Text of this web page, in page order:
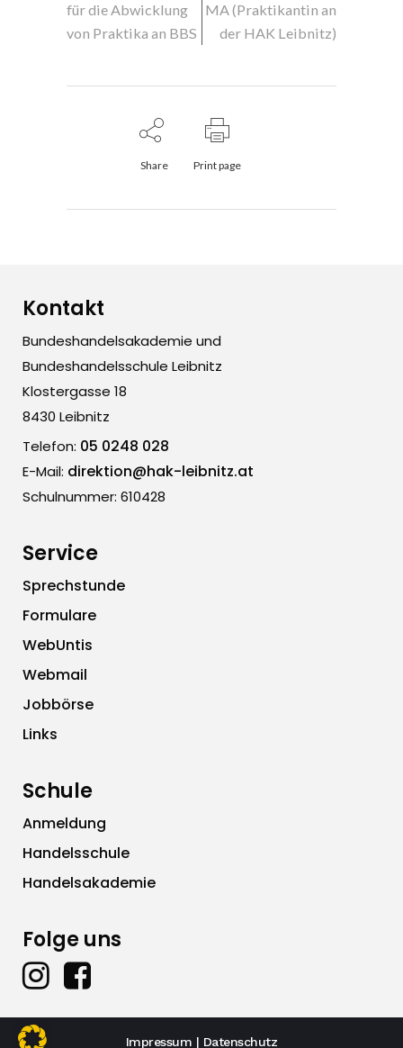
für die Abwicklung
von Praktika an BBS
MA (Praktikantin an
der HAK Leibnitz)
Share Print page
Kontakt
Bundeshandelsakademie und
Bundeshandelsschule Leibnitz
Klostergasse 18
8430 Leibnitz
Telefon: 05 0248 028
E-Mail: direktion@hak-leibnitz.at
Schulnummer: 610428
Service
Sprechstunde
Formulare
WebUntis
Webmail
Jobbörse
Links
Schule
Anmeldung
Handelsschule
Handelsakademie
Folge uns
Impressum | Datenschutz